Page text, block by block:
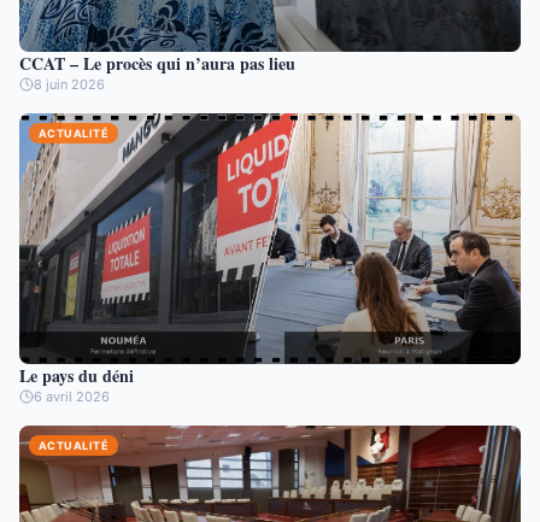
CCAT – Le procès qui n’aura pas lieu
8 juin 2026
ACTUALITÉ
Le pays du déni
6 avril 2026
ACTUALITÉ